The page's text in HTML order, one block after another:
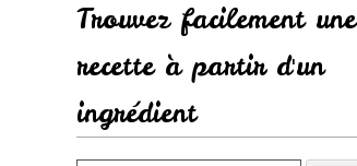
Trouvez facilement une
recette à partir d'un
ingrédient